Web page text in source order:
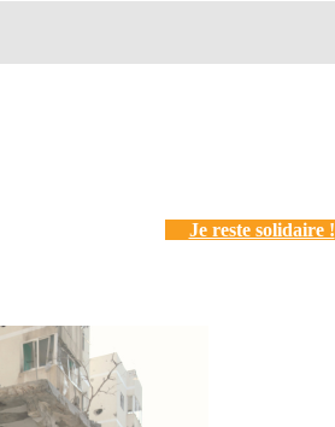
Je reste solidaire !